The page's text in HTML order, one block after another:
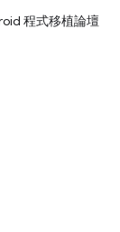
程式移植論壇